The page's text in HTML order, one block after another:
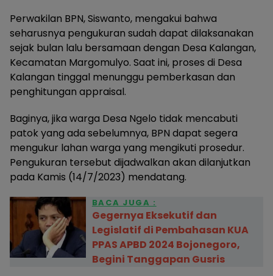
Perwakilan BPN, Siswanto, mengakui bahwa
seharusnya pengukuran sudah dapat dilaksanakan
sejak bulan lalu bersamaan dengan Desa Kalangan,
Kecamatan Margomulyo. Saat ini, proses di Desa
Kalangan tinggal menunggu pemberkasan dan
penghitungan appraisal.
Baginya, jika warga Desa Ngelo tidak mencabuti
patok yang ada sebelumnya, BPN dapat segera
mengukur lahan warga yang mengikuti prosedur.
Pengukuran tersebut dijadwalkan akan dilanjutkan
pada Kamis (14/7/2023) mendatang.
BACA JUGA :
Gegernya Eksekutif dan
Legislatif di Pembahasan KUA
PPAS APBD 2024 Bojonegoro,
Begini Tanggapan Gusris